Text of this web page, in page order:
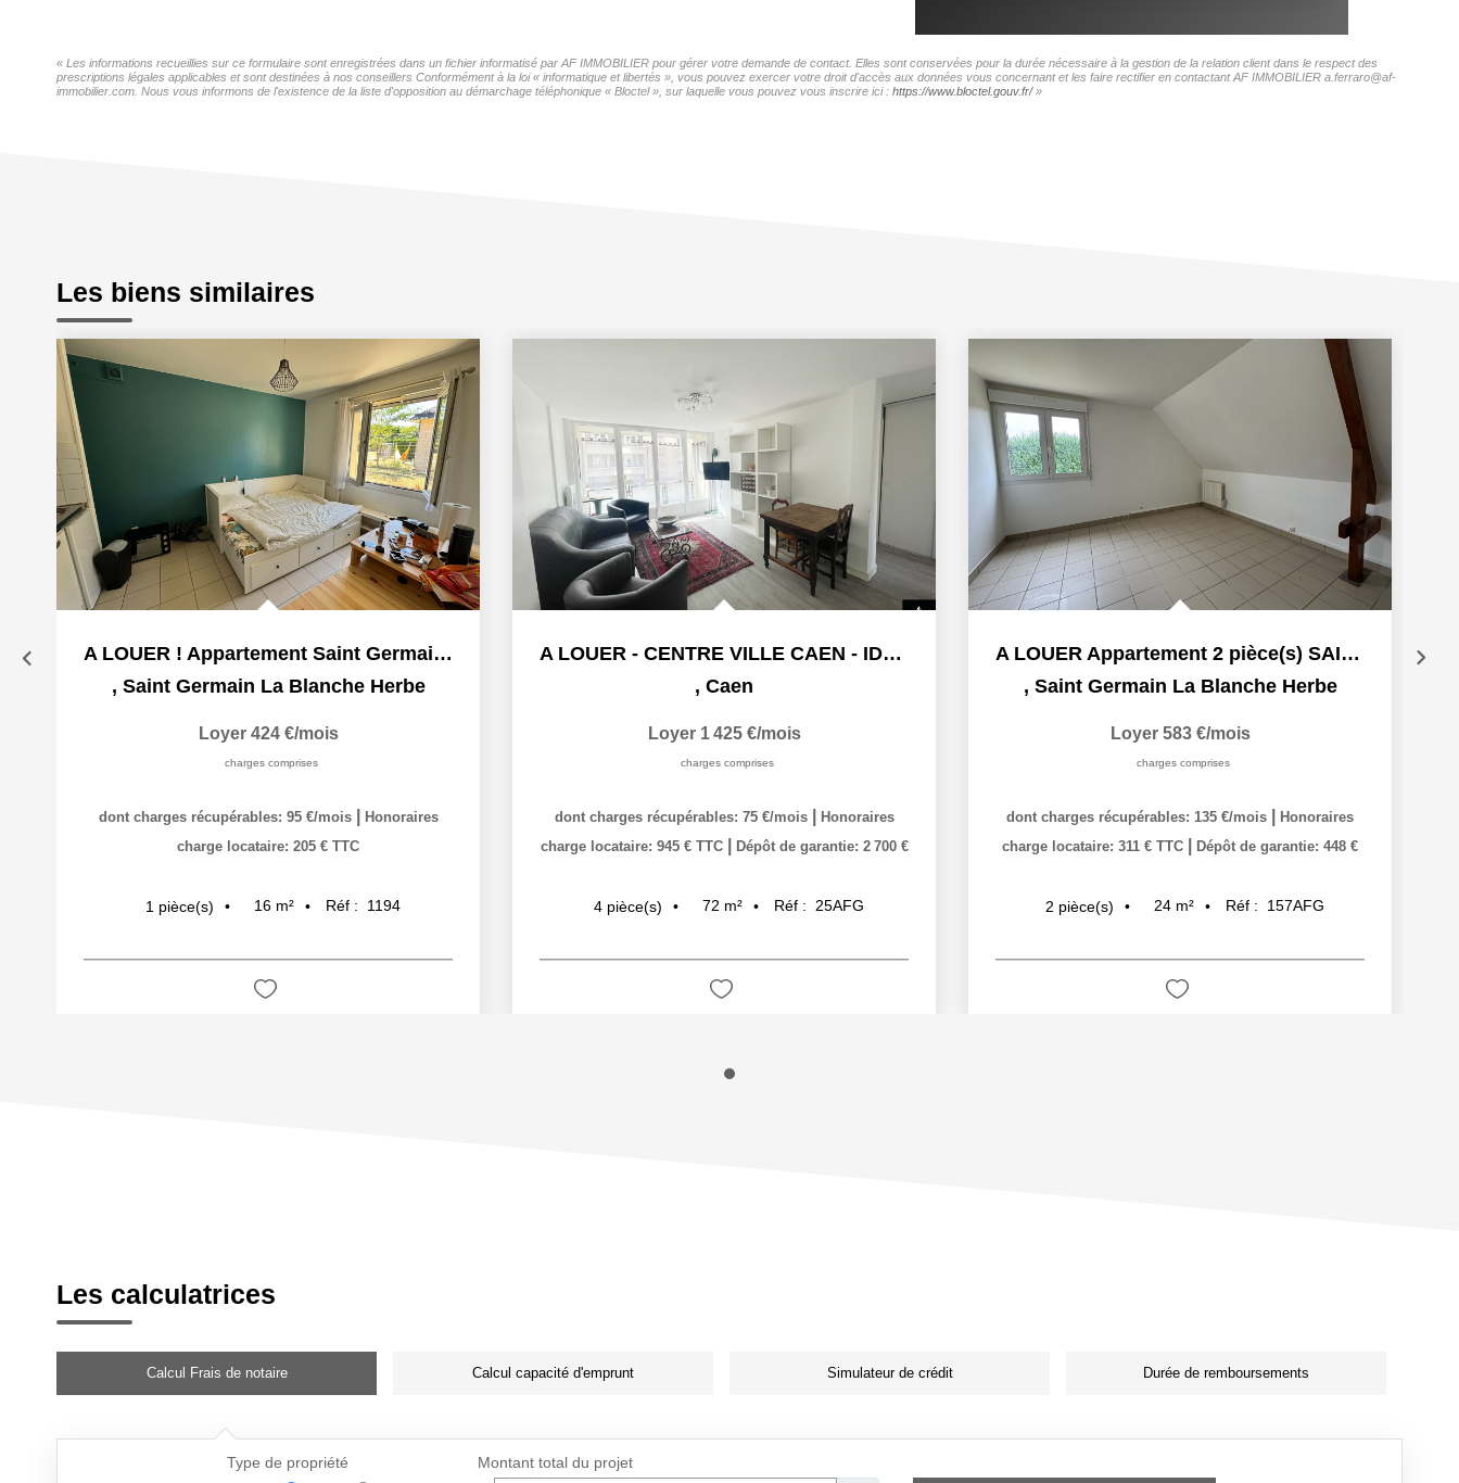
« Les informations recueillies sur ce formulaire sont enregistrées dans un fichier informatisé par AF IMMOBILIER pour gérer votre demande de contact. Elles sont conservées pour la durée nécessaire à la gestion de la relation client dans le respect des
prescriptions légales applicables et sont destinées à nos conseillers Conformément à la loi « informatique et libertés », vous pouvez exercer votre droit d'accès aux données vous concernant et les faire rectifier en contactant AF IMMOBILIER a.ferraro@af-
immobilier.com. Nous vous informons de l'existence de la liste d'opposition au démarchage téléphonique « Bloctel », sur laquelle vous pouvez vous inscrire ici : https://www.bloctel.gouv.fr/»
Les biens similaires
A LOUER ! Appartement Saint Germain La Blanche Herbe 1...
, Saint Germain La Blanche Herbe
Loyer 424 €/mois
charges comprises
dont charges récupérables: 95 €/mois
Honoraires
charge locataire: 205 € TTC
1 pièce(s) 16 m² Réf : 1194
A LOUER - CENTRE VILLE CAEN - IDEAL COLOCATION
, Caen
Loyer 1 425 €/mois
charges comprises
dont charges récupérables: 75 €/mois
Honoraires
charge locataire: 945 € TTC
Dépôt de garantie: 2 700 €
4 pièce(s) 72 m² Réf : 25AFG
A LOUER Appartement 2 pièce(s) SAINT GERMAIN LA BLANCHE...
, Saint Germain La Blanche Herbe
Loyer 583 €/mois
charges comprises
dont charges récupérables: 135 €/mois
Honoraires
charge locataire: 311 € TTC
Dépôt de garantie: 448 €
2 pièce(s) 24 m² Réf : 157AFG
Les calculatrices
Calcul Frais de notaire Calcul capacité d'emprunt Simulateur de crédit Durée de remboursements